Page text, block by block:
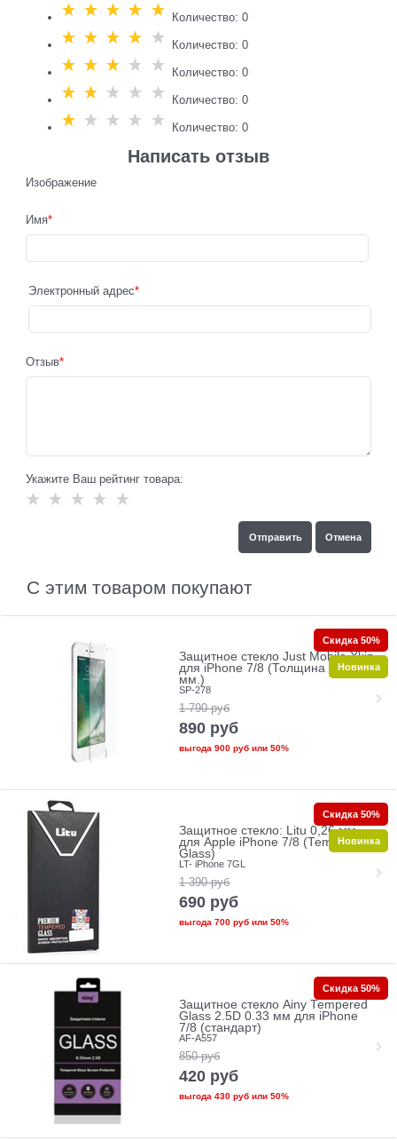
Количество: 0
Количество: 0
Количество: 0
Количество: 0
Количество: 0
Написать отзыв
Изображение
Имя
Электронный адрес
Отзыв
Укажите Ваш рейтинг товара:
С этим товаром покупают
Защитное стекло Just Mobile Xkin
для iPhone 7/8 (Толщина 0.33
мм.)
SP-278
1 790 руб
890 руб
выгода 900 рубили 50%
Скидка 50%
Новинка
Защитное стекло: Litu 0,26 мм
для Apple iPhone 7/8 (Tempered
Glass)
LT- iPhone 7GL
1 390 руб
690 руб
выгода 700 рубили 50%
Скидка 50%
Новинка
Защитное стекло Ainy Tempered
Glass 2.5D 0.33 мм для iPhone
7/8 (стандарт)
AF-A557
850 руб
420 руб
выгода 430 рубили 50%
Скидка 50%